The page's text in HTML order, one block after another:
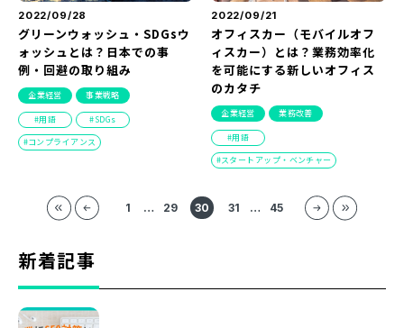
2022/09/28
グリーンウォッシュ・SDGsウ
ォッシュとは？日本での事
例・回避の取り組み
企業経営 事業戦略
用語
SDGs
コンプライアンス
2022/09/21
オフィスカー（モバイルオフ
ィスカー）とは？業務効率化
を可能にする新しいオフィス
のカタチ
企業経営 業務改善
用語
スタートアップ・ベンチャー
1 … 29 30 31 … 45
新着記事